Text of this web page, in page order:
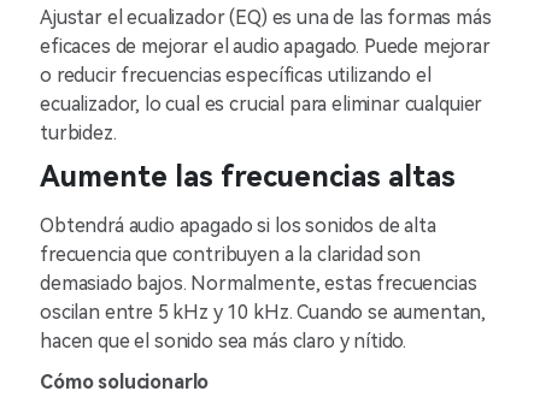
Ajustar el ecualizador (EQ) es una de las formas más
eficaces de mejorar el audio apagado. Puede mejorar
o reducir frecuencias específicas utilizando el
ecualizador, lo cual es crucial para eliminar cualquier
turbidez.
Aumente las frecuencias altas
Obtendrá audio apagado si los sonidos de alta
frecuencia que contribuyen a la claridad son
demasiado bajos. Normalmente, estas frecuencias
oscilan entre 5 kHz y 10 kHz. Cuando se aumentan,
hacen que el sonido sea más claro y nítido.
Cómo solucionarlo